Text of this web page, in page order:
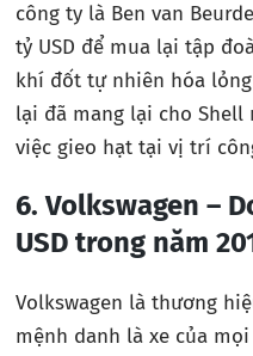
công ty là Ben van
tỷ USD để mua lại tập
khí đốt tự nhiên hóa
lại đã mang lại cho
việc gieo hạt tại vị trí
6. Volkswagen –
USD trong năm
Volkswagen là thương
mệnh danh là xe của